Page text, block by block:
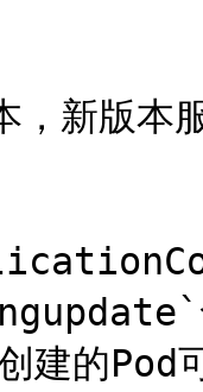
，新版本
命
的Pod